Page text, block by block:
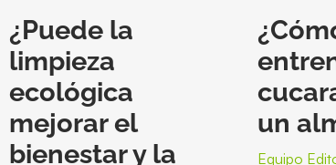
¿Puede la
limpieza
ecológica
mejorar el
bienestar y la
un
Equipo